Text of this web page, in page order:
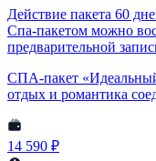
Действие пакета 60
Спа-пакетом можно
предварительной
СПА-пакет
отдых и романтика
14 590 ₽